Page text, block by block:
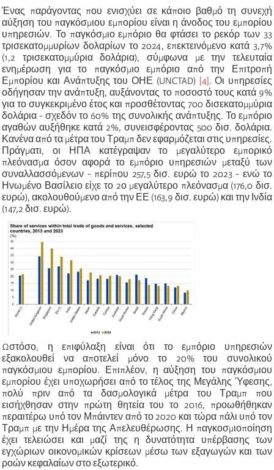
Ένας παράγοντας που ενισχύει σε κάποιο βαθμό τη συνεχή
αύξηση του παγκόσμιου εμπορίου είναι η άνοδος του εμπορίου
υπηρεσιών. Το παγκόσμιο εμπόριο θα φτάσει το ρεκόρ των 33
τρισεκατομμυρίων δολαρίων το 2024, επεκτεινόμενο κατά 3,7%
(1,2 τρισεκατομμύρια δολάρια), σύμφωνα με την τελευταία
ενημέρωση για το παγκόσμιο εμπόριο από την Επιτροπή
Εμπορίου και Ανάπτυξης του ΟΗΕ (UNCTAD) [4]. Οι υπηρεσίες
οδήγησαν την ανάπτυξη, αυξάνοντας το ποσοστό τους κατά 9%
για το συγκεκριμένο έτος και προσθέτοντας 700 δισεκατομμύρια
δολάρια - σχεδόν το 60% της συνολικής ανάπτυξης. Το εμπόριο
αγαθών αυξήθηκε κατά 2%, συνεισφέροντας 500 δισ. δολάρια.
Κανένα από τα μέτρα του Τραμπ δεν εφαρμόζεται στις υπηρεσίες.
Πράγματι, οι ΗΠΑ κατέγραψαν το μεγαλύτερο εμπορικό
πλεόνασμα όσον αφορά το εμπόριο υπηρεσιών μεταξύ των
συναλλασσόμενων - περίπου 257,5 δισ. ευρώ το 2023 - ενώ το
Ηνωμένο Βασίλειο είχε το 2ο μεγαλύτερο πλεόνασμα (176,0 δισ.
ευρώ), ακολουθούμενο από την ΕΕ (163,9 δισ. ευρώ) και την Ινδία
(147,2 δισ. ευρώ).
Ωστόσο, η επιφύλαξη είναι ότι το εμπόριο υπηρεσιών
εξακολουθεί να αποτελεί μόνο το 20% του συνολικού
παγκόσμιου εμπορίου. Επιπλέον, η αύξηση του παγκόσμιου
εμπορίου έχει υποχωρήσει από το τέλος της Μεγάλης Ύφεσης,
πολύ πριν από τα δασμολογικά μέτρα του Τραμπ που
εισήχθησαν στην πρώτη θητεία του το 2016, προωθήθηκαν
περαιτέρω υπό τον Μπάιντεν από το 2020 και τώρα πάλι υπό τον
Τραμπ με την Ημέρα της Απελευθέρωσης. Η παγκοσμιοποίηση
έχει τελειώσει και μαζί της η δυνατότητα υπέρβασης των
εγχώριων οικονομικών κρίσεων μέσω των εξαγωγών και των
ροών κεφαλαίων στο εξωτερικό.